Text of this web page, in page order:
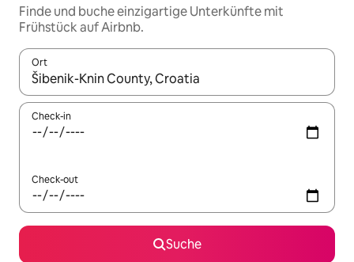
Finde und buche einzigartige Unterkünfte mit
Frühstück auf Airbnb.
Ort
Wenn Ergebnisse verfügbar sind, navigiere mit den
Check-in
Check-out
Suche